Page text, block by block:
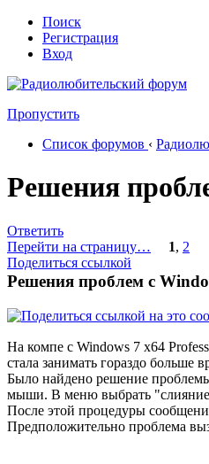
Поиск
Регистрация
Вход
Пропустить
Список форумов ‹
Решения
Ответить
Перейти на страницу…
1, 2
Поделиться ссылкой
Решения проблем с
На компе с Windows 7 x64
стала занимать гораздо больше
Было найдено решение
мыши. В меню выбрать
После этой процедуры
Предположительно проблема